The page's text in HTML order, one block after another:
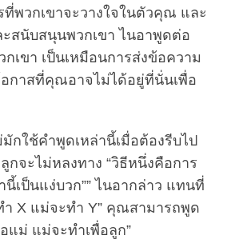
พวกเขาจะวางใจในตัวคุณ และ
สนับสนุนพวกเขา ไนอาพูดต่อ
กเขา เป็นเหมือนการส่งข้อความ
กาสที่คุณอาจไม่ได้อยู่ที่นั่นเพื่อ
กใช้คำพูดเหล่านี้เมื่อต้องรีบไป
กจะไม่หลงทาง “วิธีหนึ่งคือการ
นี้เป็นแง่บวก”” ไนอากล่าว แทนที่
ำ X แม่จะทำ Y” คุณสามารถพูด
แม่ แม่จะทำเพื่อลูก”